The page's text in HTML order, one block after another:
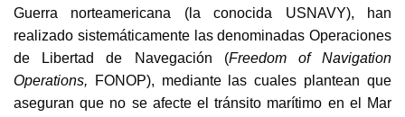
Guerra norteamericana (la conocida USNAVY), han
realizado sistemáticamente las denominadas Operaciones
de Libertad de Navegación (Freedom of Navigation
Operations, FONOP), mediante las cuales plantean que
aseguran que no se afecte el tránsito marítimo en el Mar